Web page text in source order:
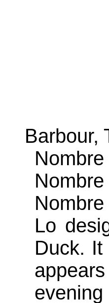
Barbour,
Nombre
Nombre
Lo
Duck.